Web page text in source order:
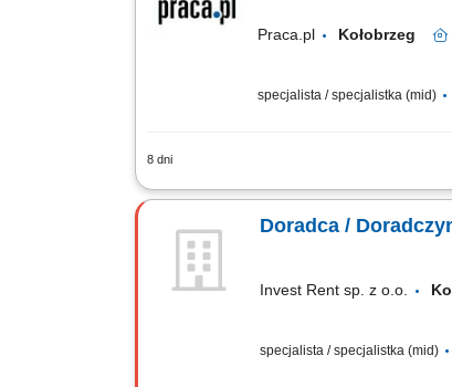
Praca.pl Kołobrzeg
specjalista / specjalistka (mid)
8 dni
Opis stanowiska:
Doradca /
Invest Rent sp. z o.o.
specjalista / specjalistka (mid)